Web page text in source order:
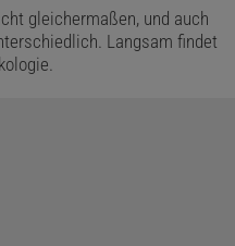
gleichermaßen, und auch
Langsam findet